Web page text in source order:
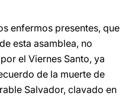
enfermos presentes, que
esta asamblea, no
el Viernes Santo, ya
de la muerte de
Salvador, clavado en